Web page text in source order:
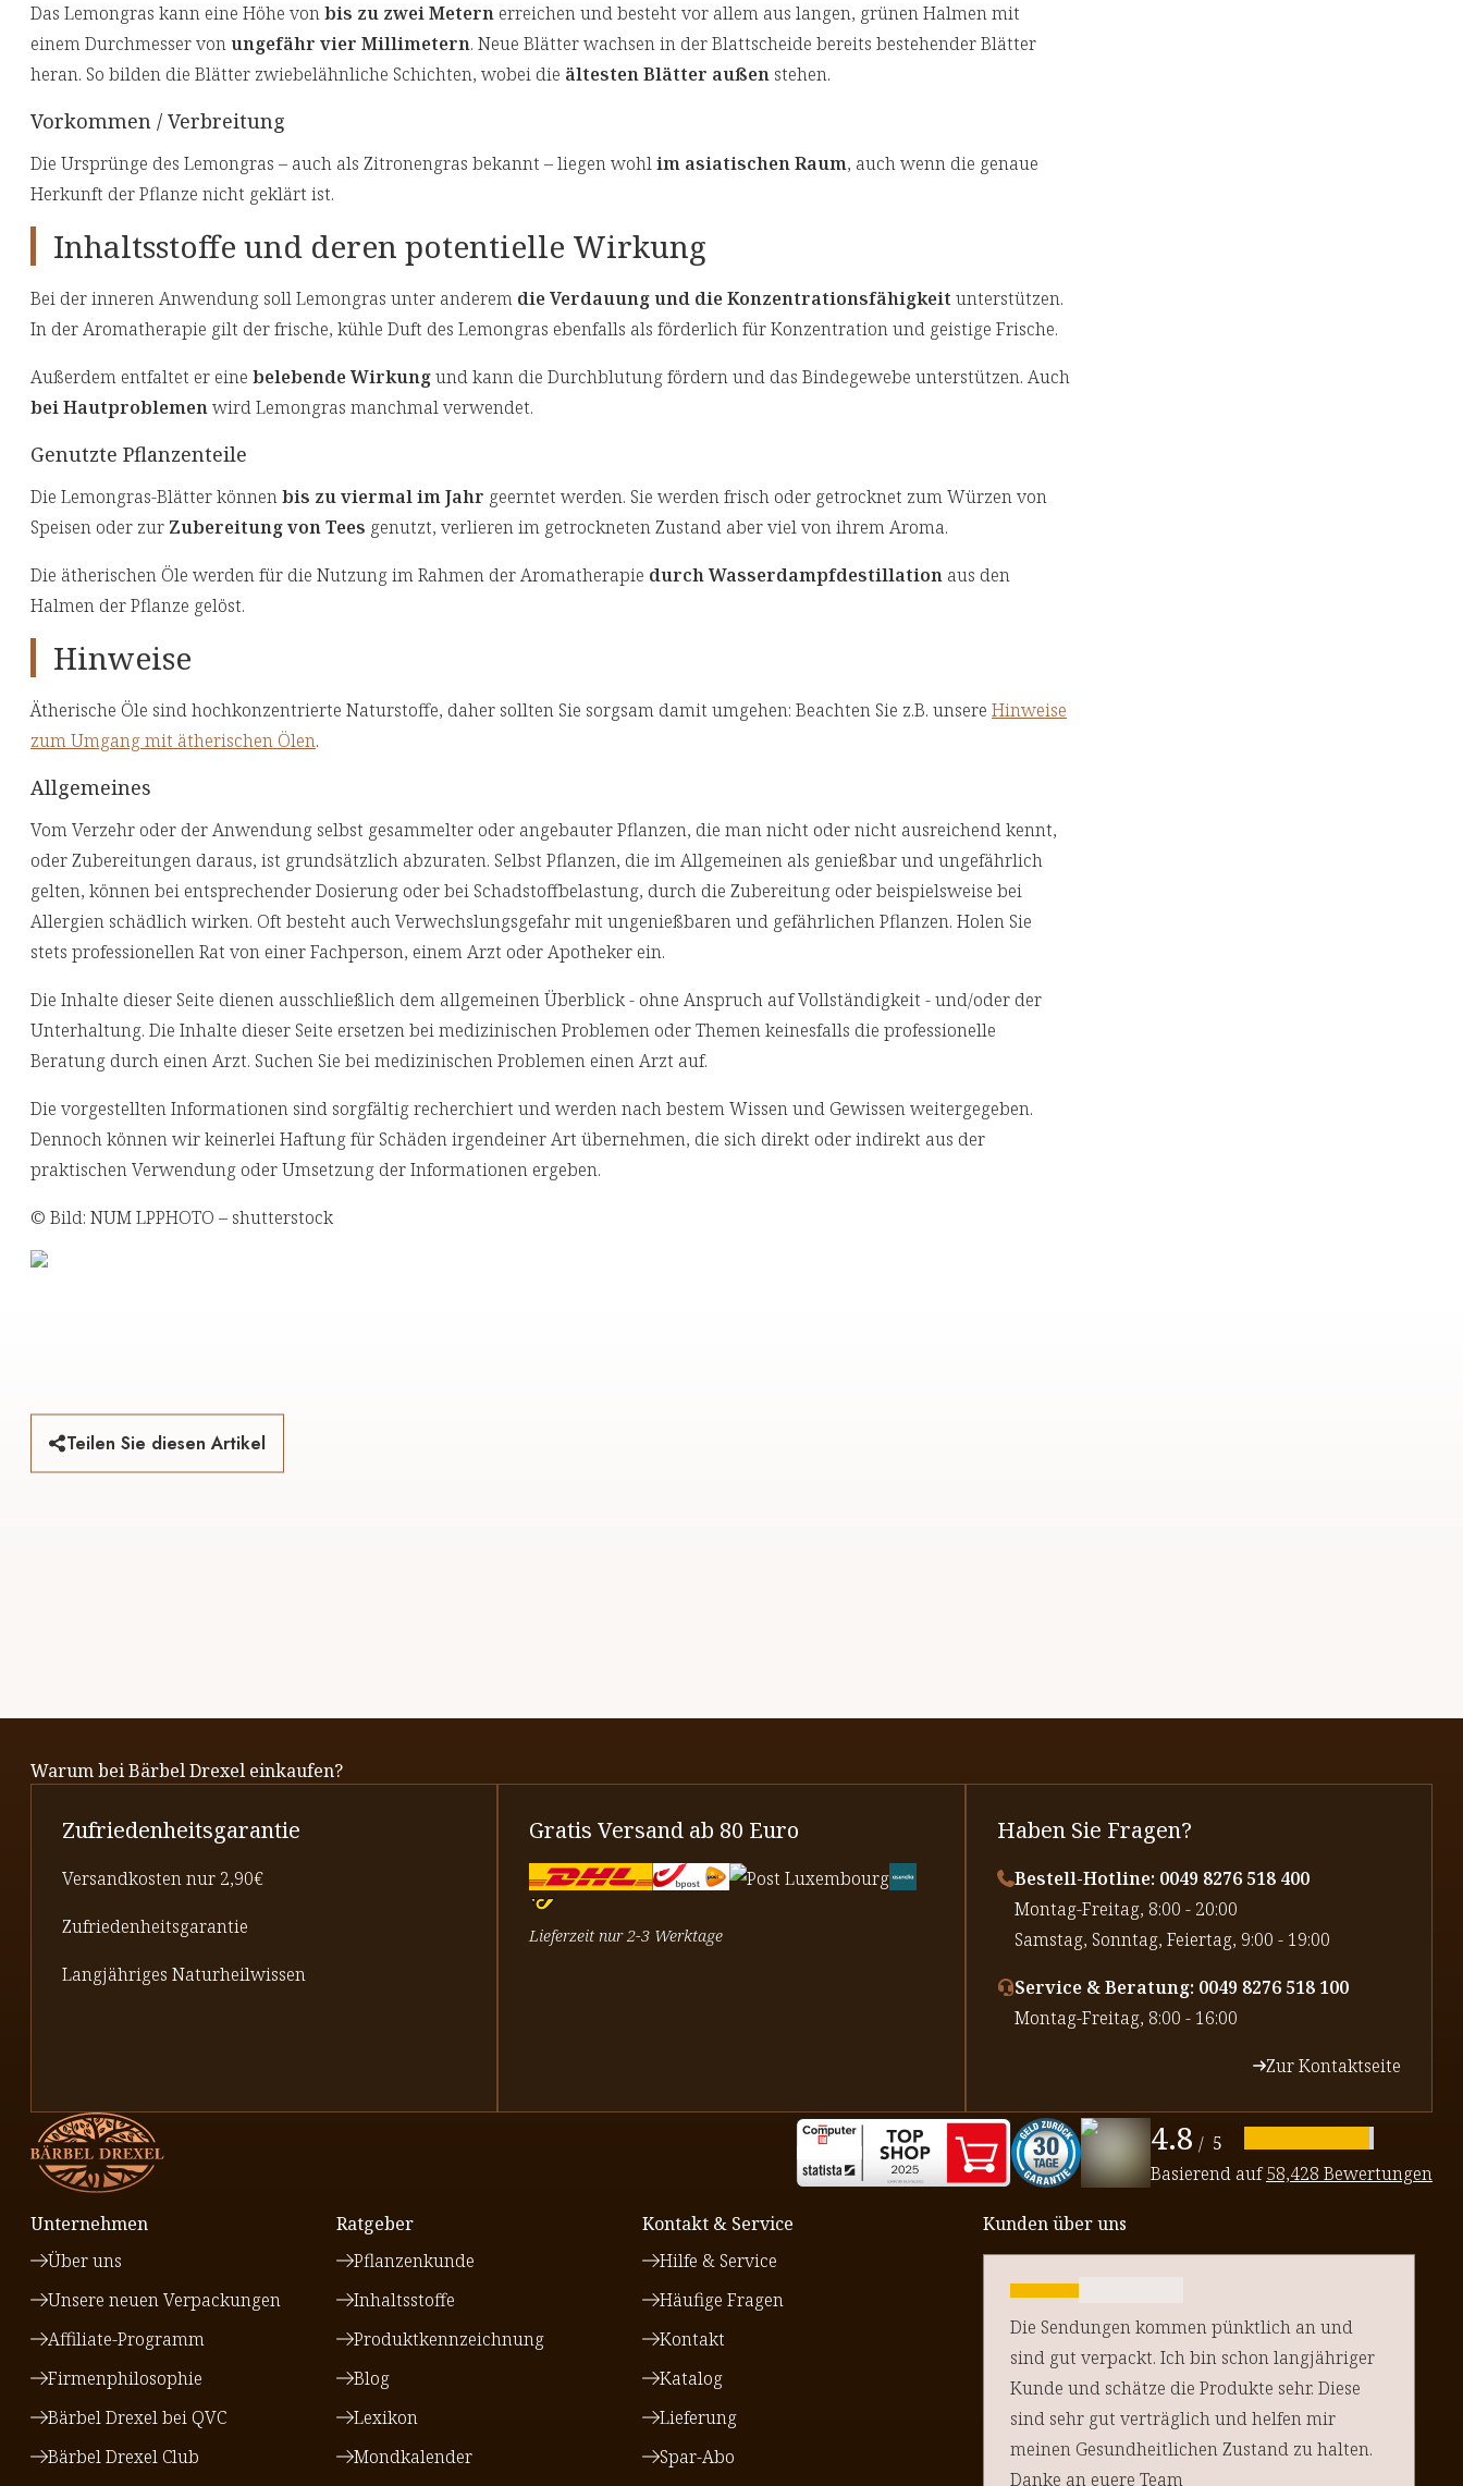
Das Lemongras kann eine Höhe vonbis zu zwei Metern erreichen und besteht vor allem aus langen, grünen Halmen mit
einem Durchmesser vonungefähr vier Millimetern. Neue Blätter wachsen in der Blattscheide bereits bestehender Blätter
heran. So bilden die Blätter zwiebelähnliche Schichten, wobei die ältesten Blätter außen stehen.
Vorkommen / Verbreitung
Die Ursprünge des Lemongras – auch als Zitronengras bekannt – liegen wohlim asiatischen Raum, auch wenn die genaue
Herkunft der Pflanze nicht geklärt ist.
Inhaltsstoffe und deren potentielle Wirkung
Bei der inneren Anwendung soll Lemongras unter anderem die Verdauung und die Konzentrationsfähigkeit unterstützen.
In der Aromatherapie gilt der frische, kühle Duft des Lemongras ebenfalls als förderlich für Konzentration und geistige Frische.
Außerdem entfaltet er eine belebende Wirkungund kann die Durchblutung fördern und das Bindegewebe unterstützen. Auch
bei Hautproblemenwird Lemongras manchmal verwendet.
Genutzte Pflanzenteile
Die Lemongras-Blätter könnenbis zu viermal im Jahr geerntet werden. Sie werden frisch oder getrocknet zum Würzen von
Speisen oder zur Zubereitung von Tees genutzt, verlieren im getrockneten Zustand aber viel von ihrem Aroma.
Die ätherischen Öle werden für die Nutzung im Rahmen der Aromatherapie durch Wasserdampfdestillation aus den
Halmen der Pflanze gelöst.
Hinweise
Ätherische Öle sind hochkonzentrierte Naturstoffe, daher sollten Sie sorgsam damit umgehen: Beachten Sie z.B. unsere Hinweise
zum Umgang mit ätherischen Ölen.
Allgemeines
Vom Verzehr oder der Anwendung selbst gesammelter oder angebauter Pflanzen, die man nicht oder nicht ausreichend kennt,
oder Zubereitungen daraus, ist grundsätzlich abzuraten. Selbst Pflanzen, die im Allgemeinen als genießbar und ungefährlich
gelten, können bei entsprechender Dosierung oder bei Schadstoffbelastung, durch die Zubereitung oder beispielsweise bei
Allergien schädlich wirken. Oft besteht auch Verwechslungsgefahr mit ungenießbaren und gefährlichen Pflanzen. Holen Sie
stets professionellen Rat von einer Fachperson, einem Arzt oder Apotheker ein.
Die Inhalte dieser Seite dienen ausschließlich dem allgemeinen Überblick - ohne Anspruch auf Vollständigkeit - und/oder der
Unterhaltung. Die Inhalte dieser Seite ersetzen bei medizinischen Problemen oder Themen keinesfalls die professionelle
Beratung durch einen Arzt. Suchen Sie bei medizinischen Problemen einen Arzt auf.
Die vorgestellten Informationen sind sorgfältig recherchiert und werden nach bestem Wissen und Gewissen weitergegeben.
Dennoch können wir keinerlei Haftung für Schäden irgendeiner Art übernehmen, die sich direkt oder indirekt aus der
praktischen Verwendung oder Umsetzung der Informationen ergeben.
© Bild: NUM LPPHOTO – shutterstock
Teilen Sie diesen Artikel
Warum bei Bärbel Drexel einkaufen?
Zufriedenheitsgarantie
Versandkosten nur 2,90€
Zufriedenheitsgarantie
Langjähriges Naturheilwissen
Gratis Versand ab 80 Euro
Lieferzeit nur 2-3 Werktage
Haben Sie Fragen?
Bestell-Hotline: 0049 8276 518 400
⁠Montag-Freitag, 8:00 - 20:00
⁠Samstag, Sonntag, Feiertag, 9:00 - 19:00
Service & Beratung: 0049 8276 518 100
⁠Montag-Freitag, 8:00 - 16:00
Zur Kontaktseite
4.8 / 5
Basierend auf58,428 Bewertungen
Unternehmen
Über uns
Unsere neuen Verpackungen
Affiliate-Programm
Firmenphilosophie
Bärbel Drexel bei QVC
Bärbel Drexel Club
Ratgeber
Pflanzenkunde
Inhaltsstoffe
Produktkennzeichnung
Blog
Lexikon
Mondkalender
Kontakt & Service
Hilfe & Service
Häufige Fragen
Kontakt
Katalog
Lieferung
Spar-Abo
Kunden über uns
Die Sendungen kommen pünktlich an und
sind gut verpackt. Ich bin schon langjähriger
Kunde und schätze die Produkte sehr. Diese
sind sehr gut verträglich und helfen mir
meinen Gesundheitlichen Zustand zu halten.
Danke an euere Team